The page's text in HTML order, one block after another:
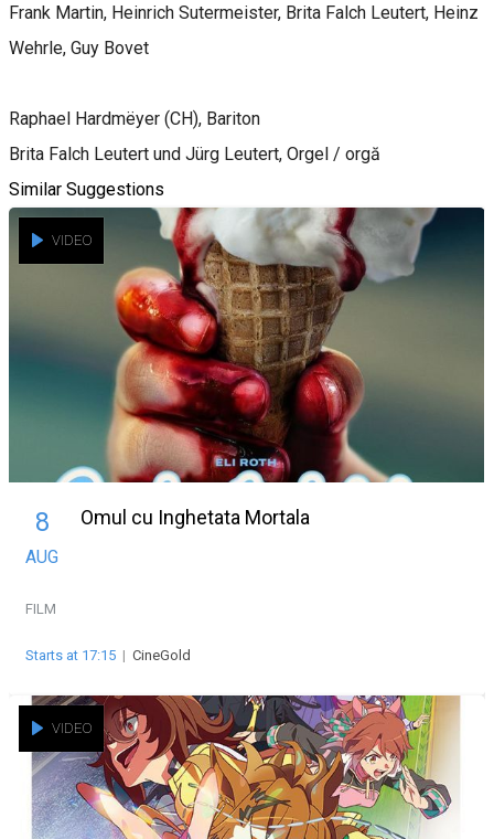
Frank Martin, Heinrich Sutermeister, Brita Falch Leutert, Heinz
Wehrle, Guy Bovet
Raphael Hardmëyer (CH), Bariton
Brita Falch Leutert und Jürg Leutert, Orgel / orgă
Similar Suggestions
VIDEO
8
AUG
Omul cu Inghetata Mortala
FILM
Starts at 17:15 | CineGold
VIDEO